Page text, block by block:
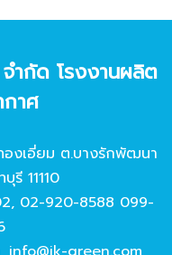
ากัด โรงงานผลิต
าศ
งเอี่ยม ต.บางรักพัฒนา
รี 11110
, 02-920-8588 099-